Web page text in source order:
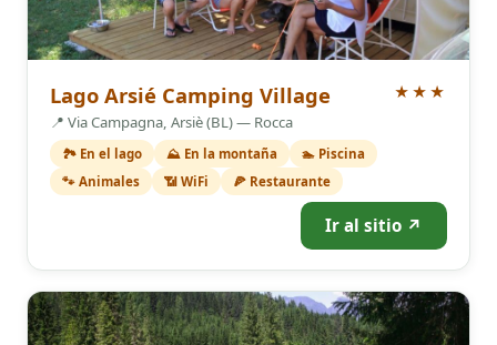
Lago Arsié Camping Village ★★★
3 Estrellas
📍 Via Campagna, Arsiè (BL) — Rocca
🏞️ En el lago ⛰️ En la montaña
🏊 Piscina
🐾 Animales
📶 WiFi 🍕 Restaurante
Ir al sitio ↗